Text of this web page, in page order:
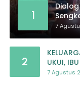
1
7
2
UKUI,
BELUM
7 Agustus